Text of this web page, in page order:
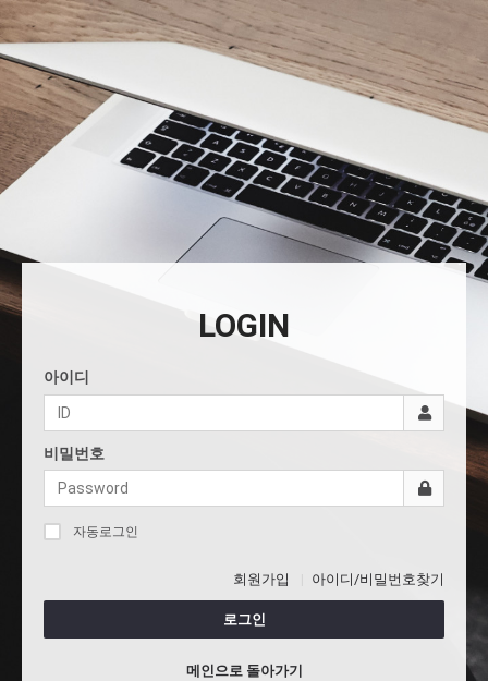
LOGIN
아이디
비밀번호
자동로그인
회원가입 아이디/비밀번호찾기
로그인
메인으로 돌아가기